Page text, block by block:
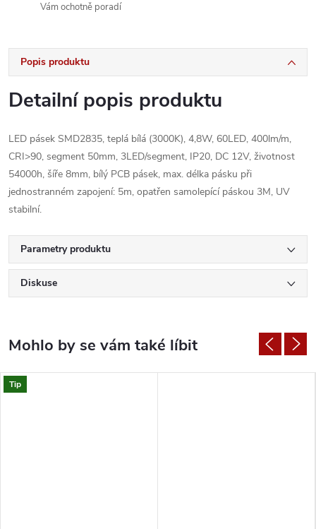
Vám ochotně poradí
Popis produktu
Detailní popis produktu
LED pásek SMD2835, teplá bílá (3000K), 4,8W, 60LED, 400lm/m,
CRI>90, segment 50mm, 3LED/segment, IP20, DC 12V, životnost
54000h, šíře 8mm, bílý PCB pásek, max. délka pásku při
jednostranném zapojení: 5m, opatřen samolepící páskou 3M, UV
stabilní.
Parametry produktu
Diskuse
Tip